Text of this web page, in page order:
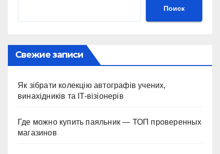
Поиск
Свежие записи
Як зібрати колекцію автографів учених,
винахідників та IT-візіонерів
Где можно купить паяльник — ТОП проверенных
магазинов